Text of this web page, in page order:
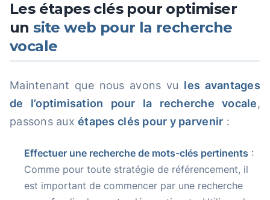
Les étapes clés pour optimiser
un site web pour la recherche
vocale
Maintenant que nous avons vu les avantages
de l’optimisation pour la recherche vocale,
passons auxétapes clés pour y parvenir :
Effectuer une recherche de mots-clés pertinents :
Comme pour toute stratégie de référencement, il
est important de commencer par une recherche